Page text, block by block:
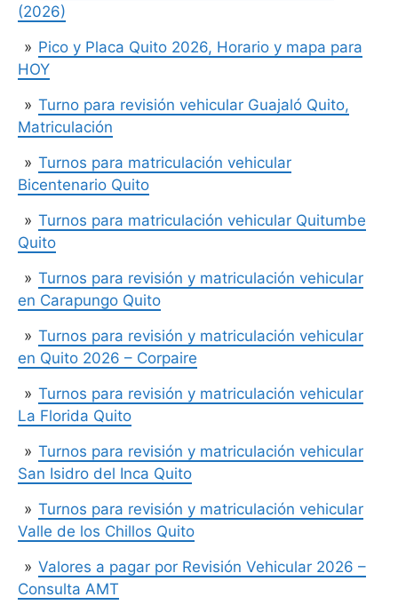
(2026)
Pico y Placa Quito 2026, Horario y mapa para
HOY
Turno para revisión vehicular Guajaló Quito,
Matriculación
Turnos para matriculación vehicular
Bicentenario Quito
Turnos para matriculación vehicular Quitumbe
Quito
Turnos para revisión y matriculación vehicular
en Carapungo Quito
Turnos para revisión y matriculación vehicular
en Quito 2026 – Corpaire
Turnos para revisión y matriculación vehicular
La Florida Quito
Turnos para revisión y matriculación vehicular
San Isidro del Inca Quito
Turnos para revisión y matriculación vehicular
Valle de los Chillos Quito
Valores a pagar por Revisión Vehicular 2026 –
Consulta AMT